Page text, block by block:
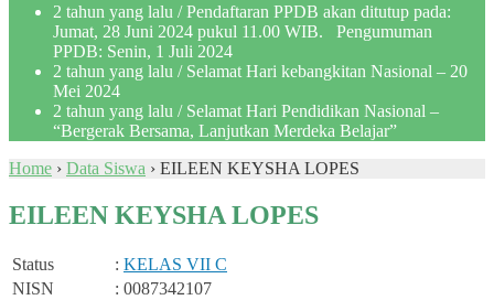
2 tahun yang lalu / Pendaftaran PPDB akan ditutup pada:
Jumat, 28 Juni 2024 pukul 11.00 WIB. Pengumuman
PPDB: Senin, 1 Juli 2024
2 tahun yang lalu / Selamat Hari kebangkitan Nasional – 20
Mei 2024
2 tahun yang lalu / Selamat Hari Pendidikan Nasional –
“Bergerak Bersama, Lanjutkan Merdeka Belajar”
Home › Data Siswa › EILEEN KEYSHA LOPES
EILEEN KEYSHA LOPES
Status : KELAS VII C
NISN
: 0087342107